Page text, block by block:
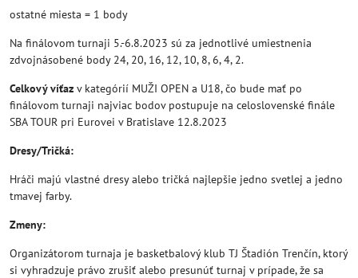
ostatné miesta = 1 body
Na finálovom turnaji 5.-6.8.2023 sú za jednotlivé umiestnenia
zdvojnásobené body 24, 20, 16, 12, 10, 8, 6, 4, 2.
Celkový víťaz v kategórií MUŽI OPEN a U18, čo bude mať po
finálovom turnaji najviac bodov postupuje na celoslovenské finále
SBA TOUR pri Eurovei v Bratislave 12.8.2023
Dresy/Tričká:
Hráči majú vlastné dresy alebo tričká najlepšie jedno svetlej a jedno
tmavej farby.
Zmeny:
Organizátorom turnaja je basketbalový klub TJ Štadión Trenčín, ktorý
si vyhradzuje právo zrušiť alebo presunúť turnaj v prípade, že sa